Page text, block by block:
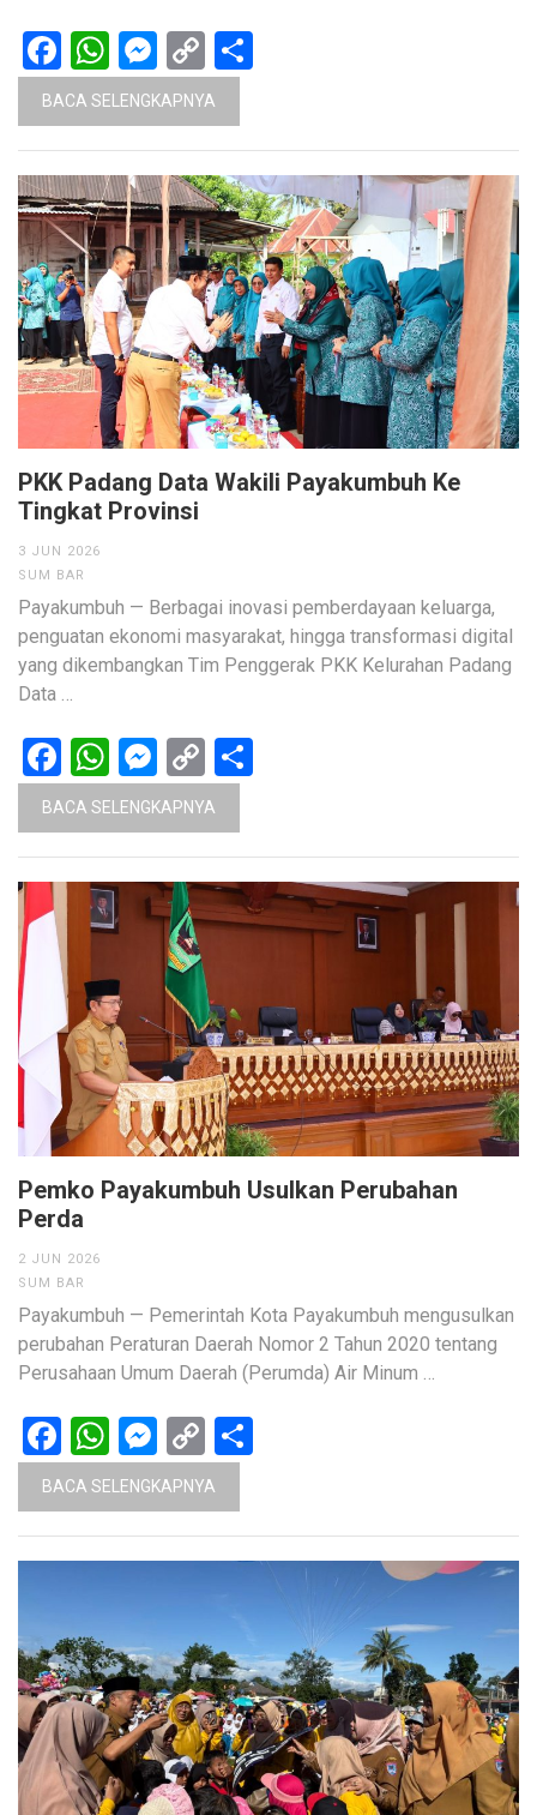
Facebook
WhatsApp
Messenger
Copy
Link
BACA SELENGKAPNYA
PKK Padang Data Wakili Payakumbuh Ke
Tingkat Provinsi
3 JUN 2026
SUM BAR
Payakumbuh — Berbagai inovasi pemberdayaan keluarga,
penguatan ekonomi masyarakat, hingga transformasi digital
yang dikembangkan Tim Penggerak PKK Kelurahan Padang
Data …
Facebook
WhatsApp
Messenger
Copy
Link
BACA SELENGKAPNYA
Pemko Payakumbuh Usulkan Perubahan
Perda
2 JUN 2026
SUM BAR
Payakumbuh — Pemerintah Kota Payakumbuh mengusulkan
perubahan Peraturan Daerah Nomor 2 Tahun 2020 tentang
Perusahaan Umum Daerah (Perumda) Air Minum …
Facebook
WhatsApp
Messenger
Copy
Link
BACA SELENGKAPNYA